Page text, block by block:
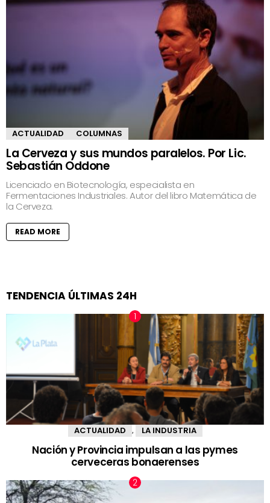
ACTUALIDAD COLUMNAS
La Cerveza y sus mundos paralelos. Por Lic.
Sebastián Oddone
Licenciado en Biotecnología, especialista en
Fermentaciones Industriales. Autor del libro Matemática de
la Cerveza.
READ MORE
TENDENCIA ÚLTIMAS 24H
ACTUALIDAD LA INDUSTRIA
Nación y Provincia impulsan a las pymes
cerveceras bonaerenses